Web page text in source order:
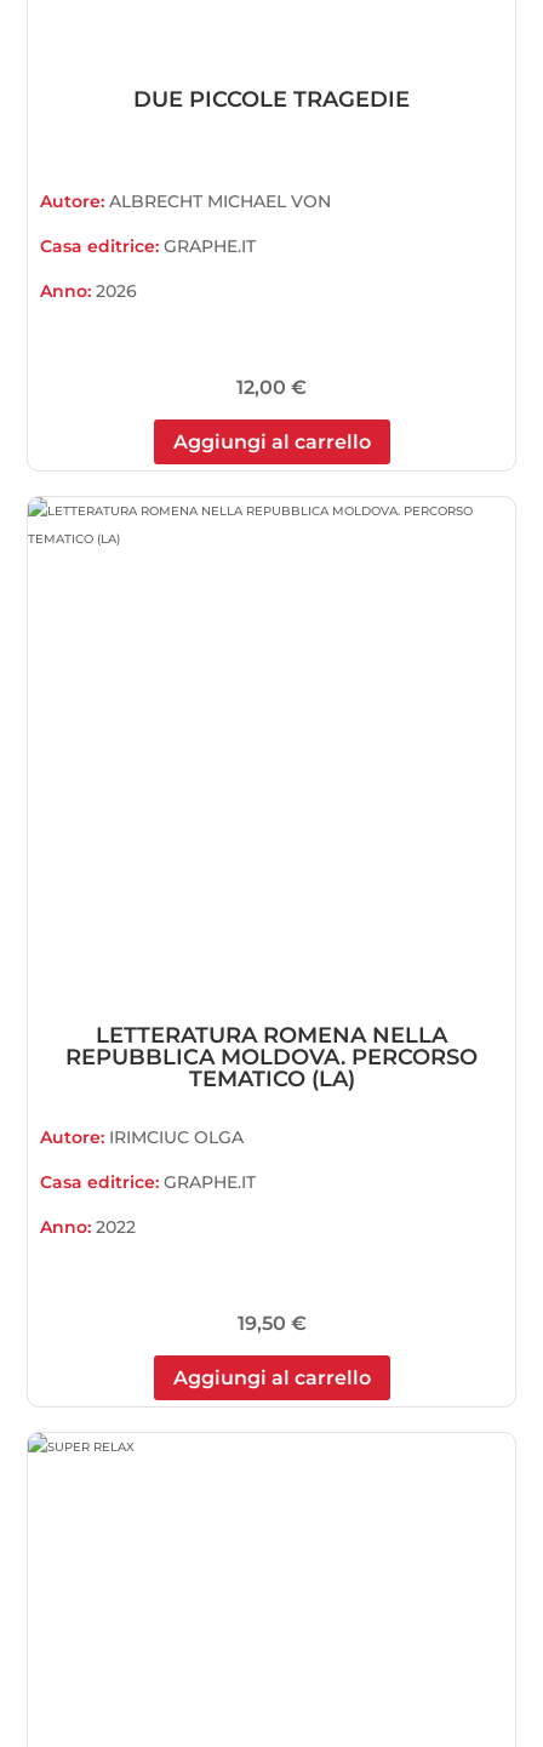
DUE PICCOLE TRAGEDIE
Autore:ALBRECHT MICHAEL VON
Casa editrice:GRAPHE.IT
Anno:2026
12,00 €
Aggiungi al carrello
LETTERATURA ROMENA NELLA
REPUBBLICA MOLDOVA. PERCORSO
TEMATICO (LA)
Autore: IRIMCIUC OLGA
Casa editrice:GRAPHE.IT
Anno:2022
19,50 €
Aggiungi al carrello